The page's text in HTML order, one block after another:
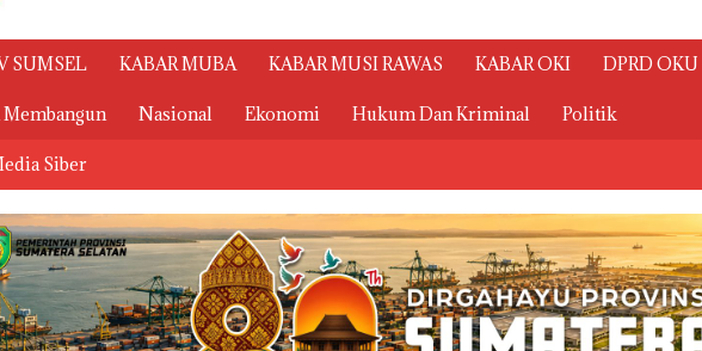
SUMSEL KABAR MUBA KABAR MUSI RAWAS KABAR OKI DPRD OKU
Membangun Nasional Ekonomi Hukum Dan Kriminal Politik
Siber